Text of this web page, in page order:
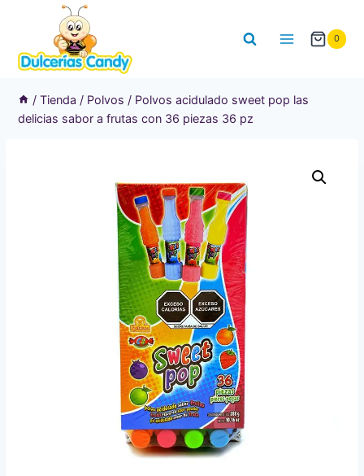
contenido
0
/ Tienda / Polvos / Polvos acidulado sweet pop las
delicias sabor a frutas con 36 piezas 36 pz